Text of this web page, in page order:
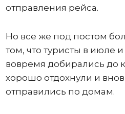
отправления рейса.
Но все же под постом
том, что туристы в июле и
вовремя добирались до
хорошо отдохнули и
отправились по домам.